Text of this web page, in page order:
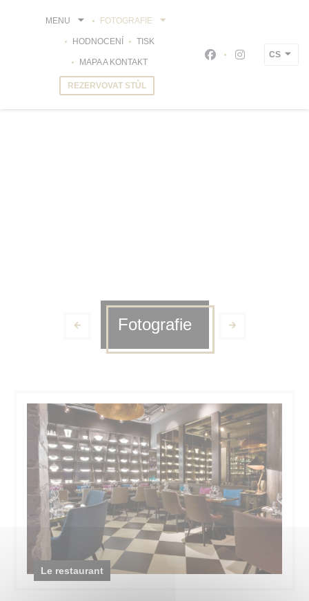
MENU FOTOGRAFIE
HODNOCENÍ TISK
MAPA A KONTAKT
REZERVOVAT STŮL
Facebook ((otevře
Instagram
CS
Fotografie
Le restaurant